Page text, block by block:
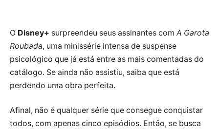
O Disney+ surpreendeu seus assinantes com A Garota
Roubada, uma minissérie intensa de suspense
psicológico que já está entre as mais comentadas do
catálogo. Se ainda não assistiu, saiba que está
perdendo uma obra perfeita.
Afinal, não é qualquer série que consegue conquistar
todos, com apenas cinco episódios. Então, se busca